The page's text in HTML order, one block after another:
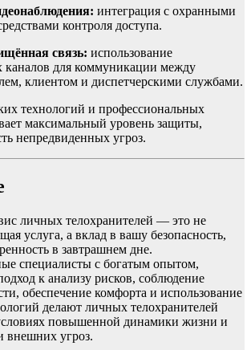
интеграция с охранными
контроля доступа.
связь: использование
для коммуникации между
клиентом и диспетчерскими службами.
технологий и профессиональных
максимальный уровень защиты,
непредвиденных угроз.
личных телохранителей — это не
услуга, а вклад в вашу безопасность,
в завтрашнем дне.
специалисты с богатым опытом,
к анализу рисков, соблюдение
обеспечение комфорта и использование
делают личных телохранителей
повышенной динамики жизни и
внешних угроз.